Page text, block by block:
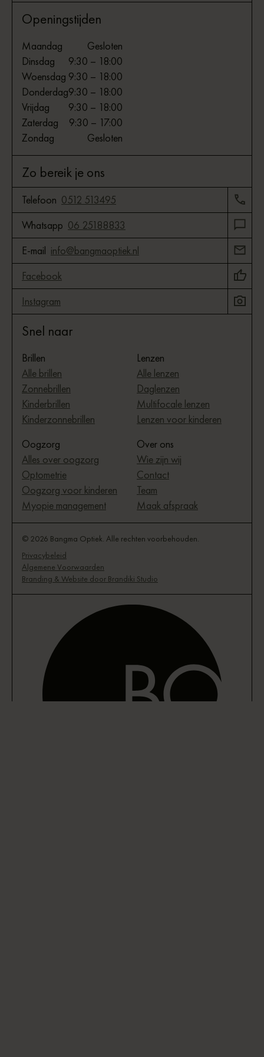
Openingstijden
Maandag
Gesloten
Dinsdag
9:30 – 18:00
Woensdag 9:30 – 18:00
Donderdag9:30 – 18:00
Vrijdag
9:30 – 18:00
Zaterdag
9:30 – 17:00
Zondag
Gesloten
Zo bereik je ons
Telefoon 0512 513495
Whatsapp 06 25188833
E-mail info@bangmaoptiek.nl
Facebook
Instagram
Snel naar
Brillen
Alle brillen
Zonnebrillen
Kinderbrillen
Kinderzonnebrillen
Lenzen
Alle lenzen
Daglenzen
Multifocale lenzen
Lenzen voor kinderen
Oogzorg
Alles over oogzorg
Optometrie
Oogzorg voor kinderen
Myopie management
Over ons
Wie zijn wij
Contact
Team
Maak afspraak
© 2026 Bangma Optiek. Alle rechten voorbehouden.
Privacybeleid
Algemene Voorwaarden
Branding & Website door Brandiki Studio